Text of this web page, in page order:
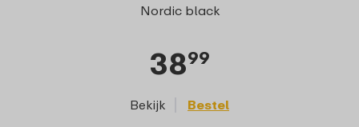
Nordic black
3899
Bekijk Bestel